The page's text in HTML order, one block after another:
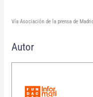
Vía Asociación de la prensa de
Autor